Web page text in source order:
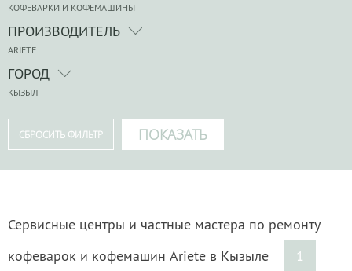
КОФЕВАРКИ И КОФЕМАШИНЫ
ПРОИЗВОДИТЕЛЬ
ARIETE
ГОРОД
КЫЗЫЛ
Сервисные центры и частные мастера по ремонту
кофеварок и кофемашин Ariete в Кызыле
1